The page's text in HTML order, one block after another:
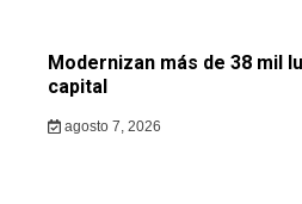
Modernizan más de 38 mil
capital
agosto 7, 2026